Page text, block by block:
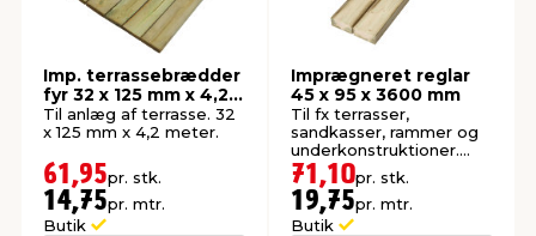
Imp. terrassebrædder
fyr 32 x 125 mm x 4,2
meter
Til anlæg af terrasse. 32
x 125 mm x 4,2 meter.
61,95pr. stk.
14,75pr. mtr.
Butik
Imprægneret reglar
45 x 95 x 3600 mm
Til fx terrasser,
sandkasser, rammer og
underkonstruktioner.
Høvlet: 45 x 95 mm.
71,10pr. stk.
19,75pr. mtr.
Butik